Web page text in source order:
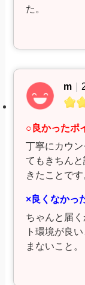
た。
m ｜
○良かったポ
丁寧にカウ
てもきちん
きたことです
×良くなかっ
ちゃんと届
ト環境が良
まないこと。